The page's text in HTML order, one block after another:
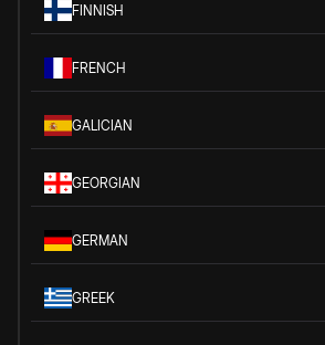
FINNISH
FRENCH
GALICIAN
GEORGIAN
GERMAN
GREEK